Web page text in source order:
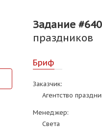
Задание #640
праздников
Бриф
Заказчик:
Агентство
Менеджер:
Света